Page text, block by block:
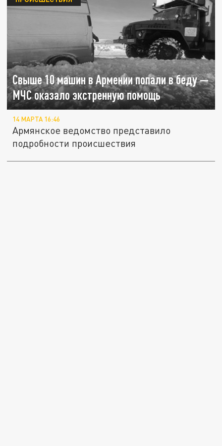
Свыше 10 машин в Армении попали в беду —
МЧС оказало экстренную помощь
14 МАРТА 16:46
Армянское ведомство представило
подробности происшествия